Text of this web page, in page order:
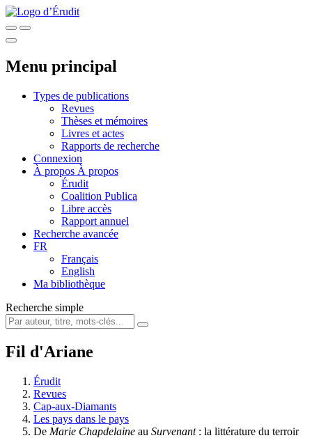
Menu principal
Types de publications
Revues
Thèses et mémoires
Livres et actes
Rapports de recherche
Connexion
À propos À propos
Érudit
Coalition Publica
Libre accès
Rapport annuel
Recherche avancée
FR
Français
English
Ma bibliothèque
Recherche simple
Fil d'Ariane
Érudit
Revues
Cap-aux-Diamants
Les pays dans le pays
De Marie Chapdelaine au Survenant: la littérature du terroir